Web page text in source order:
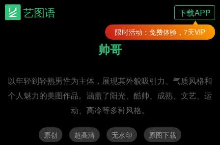
艺图语 下载APP
限时活动：免费体验，7天VIP
帅哥
以年轻到轻熟男性为主体，展现其外貌吸引力、气质风格和
个人魅力的美图作品。涵盖了阳光、酷帅、成熟、文艺、运
动、高冷等多种风格。
原创 超高清 无水印 原图下载